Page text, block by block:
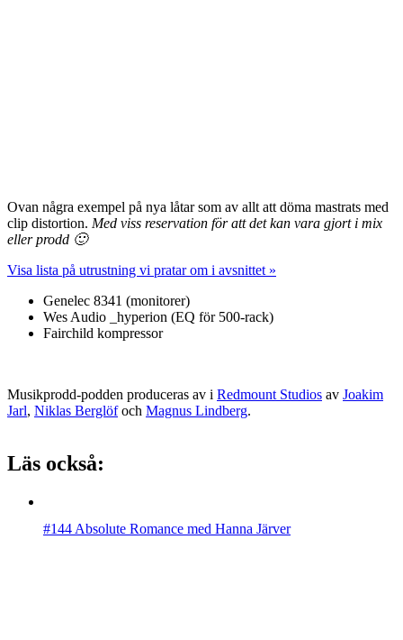
Ovan några exempel på nya låtar som av allt att döma mastrats med
clip distortion. Med viss reservation för att det kan vara gjort i mix
eller prodd 🙂
Visa lista på utrustning vi pratar om i avsnittet »
Genelec 8341 (monitorer)
Wes Audio _hyperion (EQ för 500-rack)
Fairchild kompressor
Musikprodd-podden produceras av i Redmount Studios av Joakim
Jarl, Niklas Berglöfoch Magnus Lindberg.
Läs också:
#144 Absolute Romance med Hanna Järver